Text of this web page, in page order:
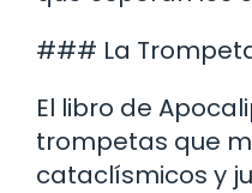
### La
El libro de
trompetas que
cataclísmicos y